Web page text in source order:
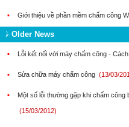
▪ Giới thiệu về phần mềm chấm công
Older News
▪ Lỗi kết nối với máy chấm công -
▪ Sửa chữa máy chấm công (13/03/
▪ Một số lỗi thường gặp khi chấm
(15/03/2012)